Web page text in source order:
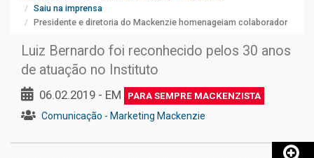
Saiu na imprensa
Presidente e diretoria do Mackenzie homenageiam colaborador
Luiz Bernardo foi reconhecido pelos 30 anos
de atuação no Instituto
06.02.2019 - EM PARA SEMPRE MACKENZISTA
Comunicação - Marketing Mackenzie